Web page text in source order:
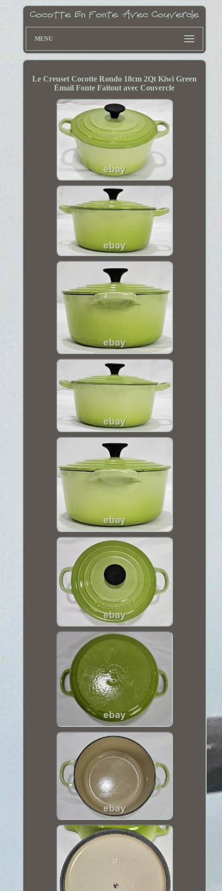
MENU
Le Creuset Cocotte Rondo 18cm 2Qt Kiwi Green
Émail Fonte Faitout avec Couvercle